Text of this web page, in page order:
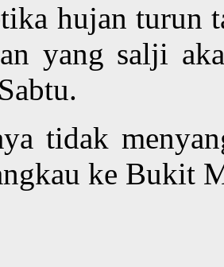
hujan turun
yang salji
tidak
ke Bukit